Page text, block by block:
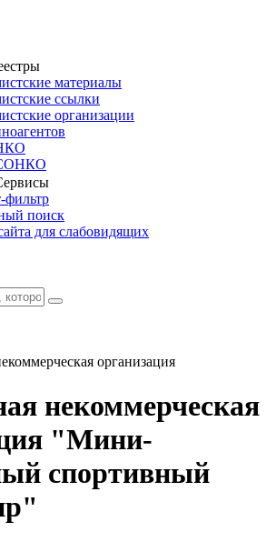
материалы
ссылки
организации
СОНКО
фильтр
поиск
для слабовидящих
организация
некоммерческая
"Мини-
спортивный